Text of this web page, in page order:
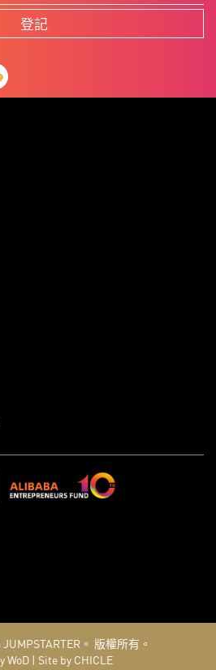
登記
JUMPSTARTER。 版權所有。
WoD| Site by CHICLE